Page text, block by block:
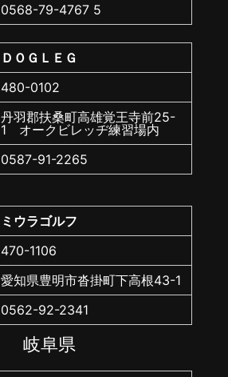
0568-79-4767 5
ＤＯＧＬＥＧ
480-0102
丹羽郡扶桑町高雄覚王寺前25-
1 オークビレッヂ練習場内
0587-91-2265
ミウラゴルフ
470-1106
愛知県豊明市沓掛町下高根43-1
0562-92-2341
岐阜県